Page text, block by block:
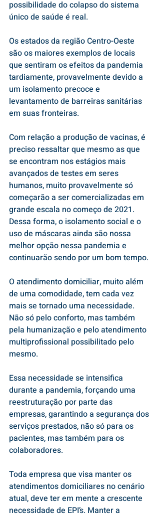
possibilidade do colapso do sistema
único de saúde é real.
Os estados da região Centro-Oeste
são os maiores exemplos de locais
que sentiram os efeitos da pandemia
tardiamente, provavelmente devido a
um isolamento precoce e
levantamento de barreiras sanitárias
em suas fronteiras.
Com relação a produção de vacinas, é
preciso ressaltar que mesmo as que
se encontram nos estágios mais
avançados de testes em seres
humanos, muito provavelmente só
começarão a ser comercializadas em
grande escala no começo de 2021.
Dessa forma, o isolamento social e o
uso de máscaras ainda são nossa
melhor opção nessa pandemia e
continuarão sendo por um bom tempo.
O atendimento domiciliar, muito além
de uma comodidade, tem cada vez
mais se tornado uma necessidade.
Não só pelo conforto, mas também
pela humanização e pelo atendimento
multiprofissional possibilitado pelo
mesmo.
Essa necessidade se intensifica
durante a pandemia, forçando uma
reestruturação por parte das
empresas, garantindo a segurança dos
serviços prestados, não só para os
pacientes, mas também para os
colaboradores.
Toda empresa que visa manter os
atendimentos domiciliares no cenário
atual, deve ter em mente a crescente
necessidade de EPI’s. Manter a